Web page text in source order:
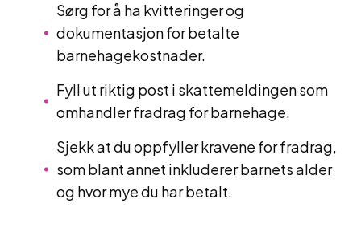
Sørg for å ha kvitteringer og
dokumentasjon for betalte
barnehagekostnader.
Fyll ut riktig post i skattemeldingen som
omhandler fradrag for barnehage.
Sjekk at du oppfyller kravene for fradrag,
som blant annet inkluderer barnets alder
og hvor mye du har betalt.